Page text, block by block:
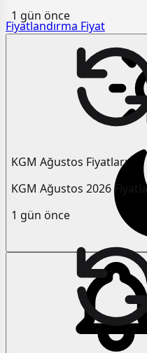
Fiyatlandırma Fiyat
1 gün önce
KGM Ağustos Fiyatları
KGM Ağustos 2026
1 gün önce